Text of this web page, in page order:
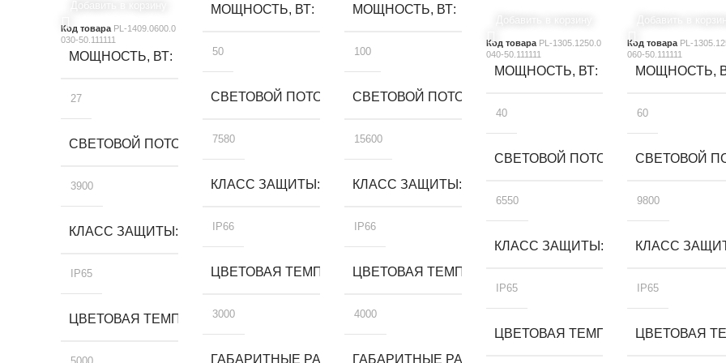
Код товара PL-1409.0600.0
030-50.111111
МОЩНОСТЬ, ВТ
27
СВЕТОВОЙ ПОТОК, ЛМ
3900
КЛАСС ЗАЩИТЫ
IP65
ЦВЕТОВАЯ ТЕМПЕРАТУРА, К
МОЩНОСТЬ, ВТ
50
СВЕТОВОЙ ПОТОК, ЛМ
7580
КЛАСС ЗАЩИТЫ
IP66
ЦВЕТОВАЯ ТЕМПЕРАТУРА, К
3000
ГАБАРИТНЫЕ РАЗМЕРЫ, ММ
МОЩНОСТЬ, ВТ
100
СВЕТОВОЙ ПОТОК, ЛМ
15600
КЛАСС ЗАЩИТЫ
IP66
ЦВЕТОВАЯ ТЕМПЕРАТУРА, К
4000
ГАБАРИТНЫЕ РАЗМЕРЫ, ММ
Код товара PL-1305.1250.0
040-50.111111
МОЩНОСТЬ, ВТ
40
СВЕТОВОЙ ПОТОК, ЛМ
6550
КЛАСС ЗАЩИТЫ
IP65
ЦВЕТОВАЯ ТЕМПЕРАТУРА, К
Код товара PL-
060-50.111111
МОЩНОСТЬ,
60
СВЕТОВОЙ
9800
КЛАСС
IP65
ЦВЕТОВАЯ